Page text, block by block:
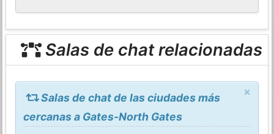
Salas de chat relacionadas
×
Salas de chat de las ciudades más
cercanas a Gates-North Gates